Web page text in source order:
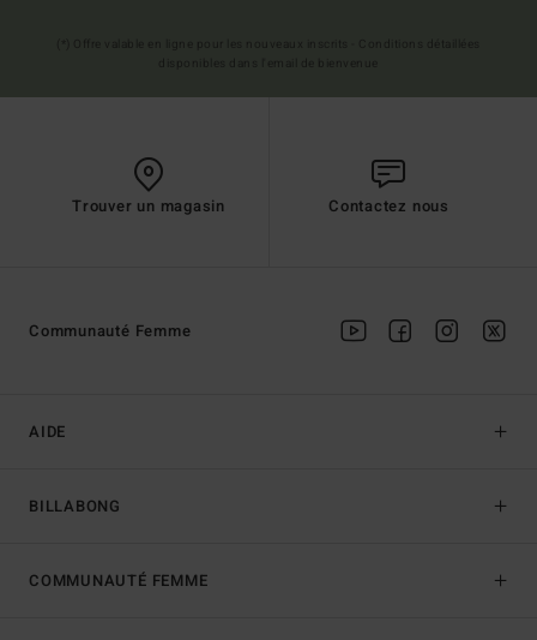
Trouver un magasin Contactez nous
AIDE
BILLABONG
Communauté Femme
COMMUNAUTÉ FEMME